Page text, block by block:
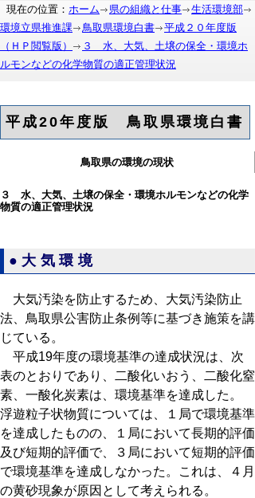
現在の位置： ホーム 県の組織と仕事
生活環境部
環境立県推進課
鳥取県環境白書
平成２０年度版
（ＨＰ閲覧版）
３ 水、大気、土壌の保全・環境ホ
ルモンなどの化学物質の適正管理状況
平成20年度版 鳥取県環境白書
鳥取県の環境の現状
３ 水、大気、土壌の保全・環境ホルモンなどの化学
物質の適正管理状況
●大気環境
大気汚染を防止するため、大気汚染防止
法、鳥取県公害防止条例等に基づき施策を講
じている。
平成19年度の環境基準の達成状況は、次
表のとおりであり、二酸化いおう、二酸化窒
素、一酸化炭素は、環境基準を達成した。
浮遊粒子状物質については、１局で環境基準
を達成したものの、１局において長期的評価
及び短期的評価で、３局において短期的評価
で環境基準を達成しなかった。これは、４月
の黄砂現象が原因として考えられる。